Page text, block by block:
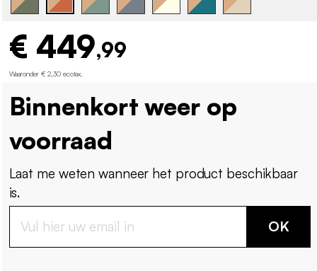
€ 449,99
Waaronder € 2,30 ecotax
Binnenkort weer op
voorraad
Laat me weten wanneer het product beschikbaar
is.
OK